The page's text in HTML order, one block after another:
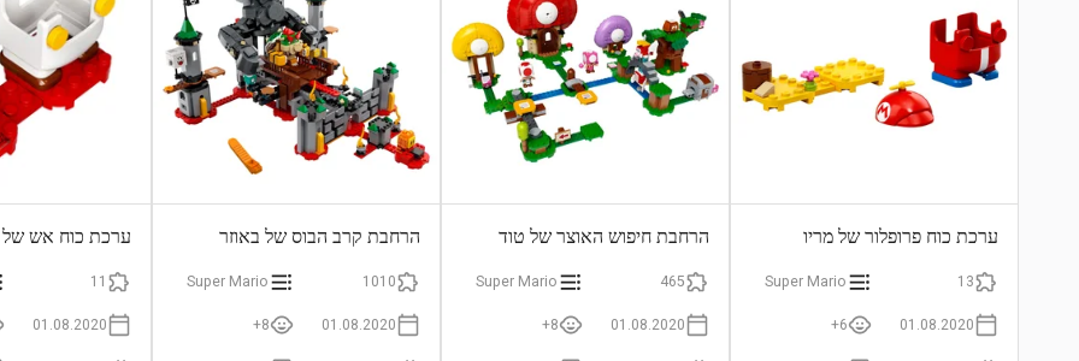
ערכת כוח פרופלור של מריו
13
Super Mario
01.08.2020
6+
הרחבת חיפוש האוצר של טוד
465
Super Mario
01.08.2020
8+
הרחבת קרב הבוס של באוזר
1010
Super Mario
01.08.2020
8+
ערכת כוח אש של
11
01.08.2020